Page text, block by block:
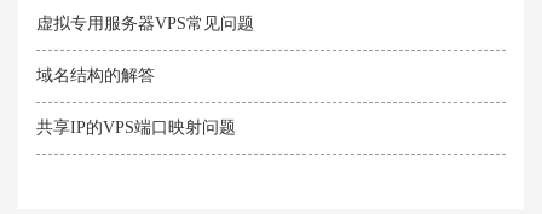
虚拟专用服务器VPS常见问题
域名结构的解答
共享IP的VPS端口映射问题